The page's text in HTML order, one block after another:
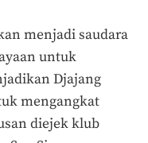
menjadi saudara
untuk
Djajang
mengangkat
diejek klub